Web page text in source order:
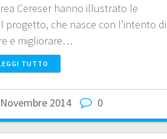
Cereser hanno illustrato le
progetto, che nasce con l’intento di
e migliorare…
TUTTO
2014 0